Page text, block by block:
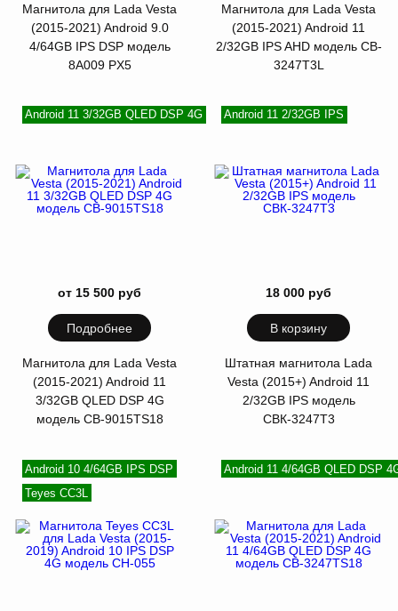
Магнитола для Lada Vesta
(2015-2021) Android 9.0
4/64GB IPS DSP модель
8A009 PX5
Магнитола для Lada Vesta
(2015-2021) Android 11
2/32GB IPS AHD модель CB-
3247T3L
Android 11 3/32GB QLED DSP 4G
от 15 500 руб
Подробнее
Магнитола для Lada Vesta
(2015-2021) Android 11
3/32GB QLED DSP 4G
модель CB-9015TS18
Android 11 2/32GB IPS
18 000 руб
В корзину
Штатная магнитола Lada
Vesta (2015+) Android 11
2/32GB IPS модель
CBК-3247Т3
Android 10 4/64GB IPS DSP
Teyes CC3L
Android 11 4/64GB QLED DSP